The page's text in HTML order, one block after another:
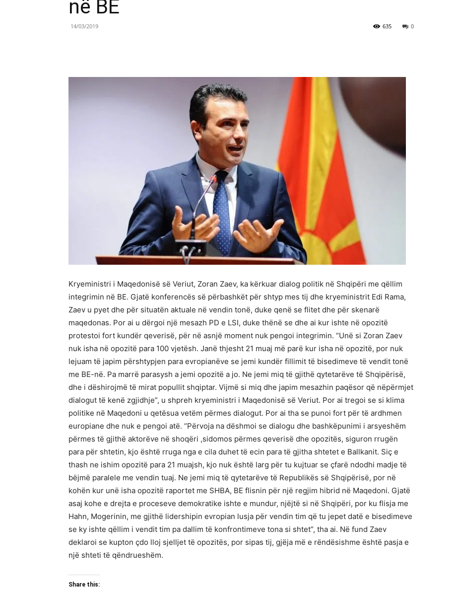
në BE
14/03/2019 0
635
Kryeministri i Maqedonisë së Veriut, Zoran Zaev, ka kërkuar dialog politik në Shqipëri me qëllim
integrimin në BE. Gjatë konferencës së përbashkët për shtyp mes tij dhe kryeministrit Edi Rama,
Zaev u pyet dhe për situatën aktuale në vendin tonë, duke qenë se flitet dhe për skenarë
maqedonas. Por ai u dërgoi një mesazh PD e LSI, duke thënë se dhe ai kur ishte në opozitë
protestoi fort kundër qeverisë, për në asnjë moment nuk pengoi integrimin. “Unë si Zoran Zaev
nuk isha në opozitë para 100 vjetësh. Janë thjesht 21 muaj më parë kur isha në opozitë, por nuk
lejuam të japim përshtypjen para evropianëve se jemi kundër fillimit të bisedimeve të vendit tonë
me BE-në. Pa marrë parasysh a jemi opozitë a jo. Ne jemi miq të gjithë qytetarëve të Shqipërisë,
dhe i dëshirojmë të mirat popullit shqiptar. Vijmë si miq dhe japim mesazhin paqësor që nëpërmjet
dialogut të kenë zgjidhje”, u shpreh kryeministri i Maqedonisë së Veriut. Por ai tregoi se si klima
politike në Maqedoni u qetësua vetëm përmes dialogut. Por ai tha se punoi fort për të ardhmen
europiane dhe nuk e pengoi atë. “Përvoja na dëshmoi se dialogu dhe bashkëpunimi i arsyeshëm
përmes të gjithë aktorëve në shoqëri ,sidomos përmes qeverisë dhe opozitës, siguron rrugën
para për shtetin, kjo është rruga nga e cila duhet të ecin para të gjitha shtetet e Ballkanit. Siç e
thash ne ishim opozitë para 21 muajsh, kjo nuk është larg për tu kujtuar se çfarë ndodhi madje të
bëjmë paralele me vendin tuaj. Ne jemi miq të qytetarëve të Republikës së Shqipërisë, por në
kohën kur unë isha opozitë raportet me SHBA, BE flisnin për një regjim hibrid në Maqedoni. Gjatë
asaj kohe e drejta e proceseve demokratike ishte e mundur, njëjtë si në Shqipëri, por ku flisja me
Hahn, Mogerinin, me gjithë lidershipin evropian lusja për vendin tim që tu jepet datë e bisedimeve
se ky ishte qëllim i vendit tim pa dallim të konfrontimeve tona si shtet”, tha ai. Në fund Zaev
deklaroi se kupton çdo lloj sjelljet të opozitës, por sipas tij, gjëja më e rëndësishme është pasja e
një shteti të qëndrueshëm.
Share this: